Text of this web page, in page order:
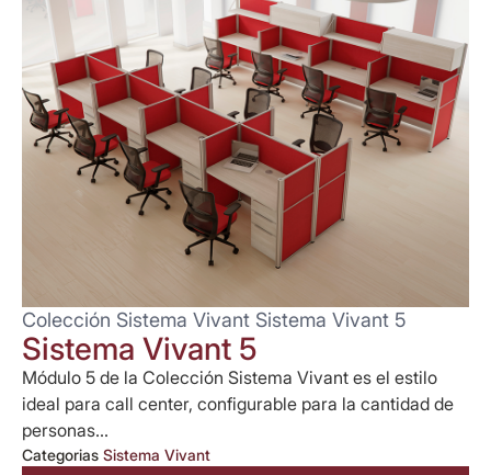
Colección Sistema Vivant Sistema Vivant 5
Sistema Vivant 5
Módulo 5 de la Colección Sistema Vivant es el estilo
ideal para call center, configurable para la cantidad de
personas...
Categorias Sistema Vivant